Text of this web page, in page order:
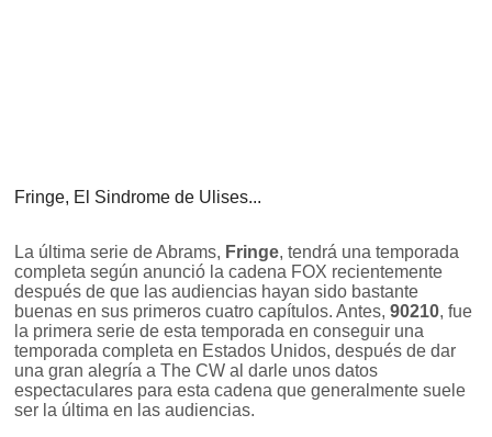
Fringe, El Sindrome de Ulises...
La última serie de Abrams, Fringe, tendrá una temporada
completa según anunció la cadena FOX recientemente
después de que las audiencias hayan sido bastante
buenas en sus primeros cuatro capítulos. Antes,90210, fue
la primera serie de esta temporada en conseguir una
temporada completa en Estados Unidos, después de dar
una gran alegría a The CW al darle unos datos
espectaculares para esta cadena que generalmente suele
ser la última en las audiencias.